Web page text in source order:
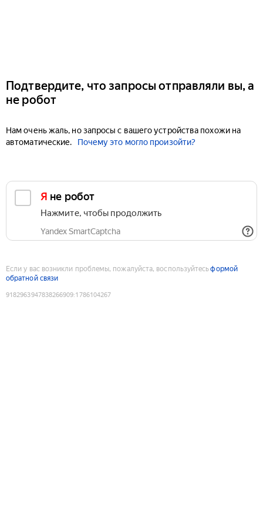
Подтвердите, что запросы отправляли вы, а
не робот
Нам очень жаль, но запросы с вашего устройства похожи на
автоматические.
Почему это могло произойти?
Я не робот
Нажмите, чтобы продолжить
Yandex SmartCaptcha
Если у вас возникли проблемы, пожалуйста, воспользуйтесьформой
обратной связи
9182963947838266909:1786104267